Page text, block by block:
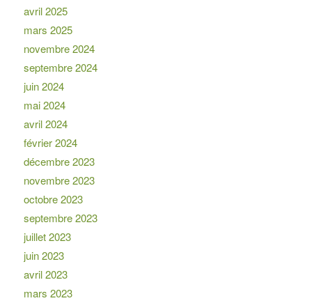
avril 2025
mars 2025
novembre 2024
septembre 2024
juin 2024
mai 2024
avril 2024
février 2024
décembre 2023
novembre 2023
octobre 2023
septembre 2023
juillet 2023
juin 2023
avril 2023
mars 2023